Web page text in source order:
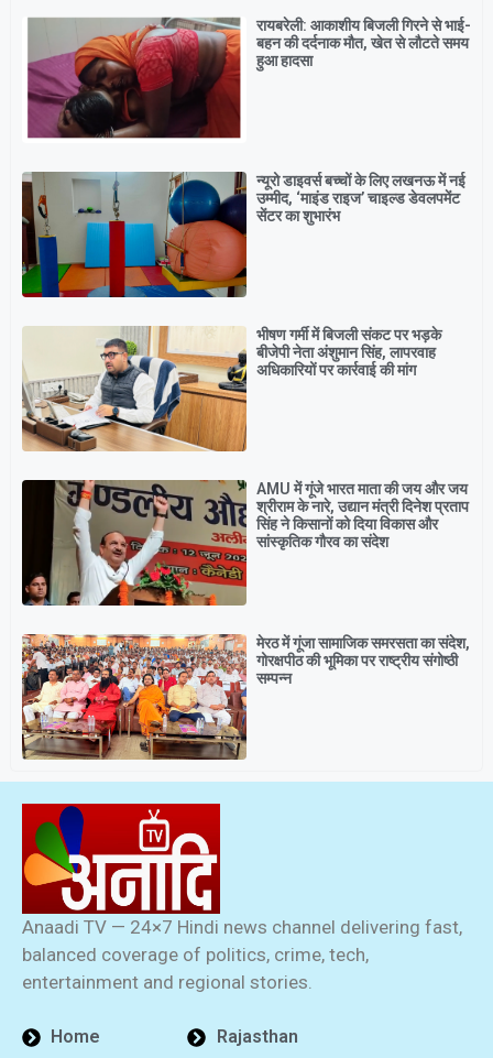
रायबरेली: आकाशीय बिजली गिरने से भाई-
बहन की दर्दनाक मौत, खेत से लौटते समय
हुआ हादसा
न्यूरो डाइवर्स बच्चों के लिए लखनऊ में नई
उम्मीद, ‘माइंड राइज’ चाइल्ड डेवलपमेंट
सेंटर का शुभारंभ
भीषण गर्मी में बिजली संकट पर भड़के
बीजेपी नेता अंशुमान सिंह, लापरवाह
अधिकारियों पर कार्रवाई की मांग
AMU में गूंजे भारत माता की जय और जय
श्रीराम के नारे, उद्यान मंत्री दिनेश प्रताप
सिंह ने किसानों को दिया विकास और
सांस्कृतिक गौरव का संदेश
मेरठ में गूंजा सामाजिक समरसता का संदेश,
गोरक्षपीठ की भूमिका पर राष्ट्रीय संगोष्ठी
सम्पन्न
Anaadi TV — 24×7 Hindi news channel delivering fast,
balanced coverage of politics, crime, tech,
entertainment and regional stories.
Home
Rajasthan